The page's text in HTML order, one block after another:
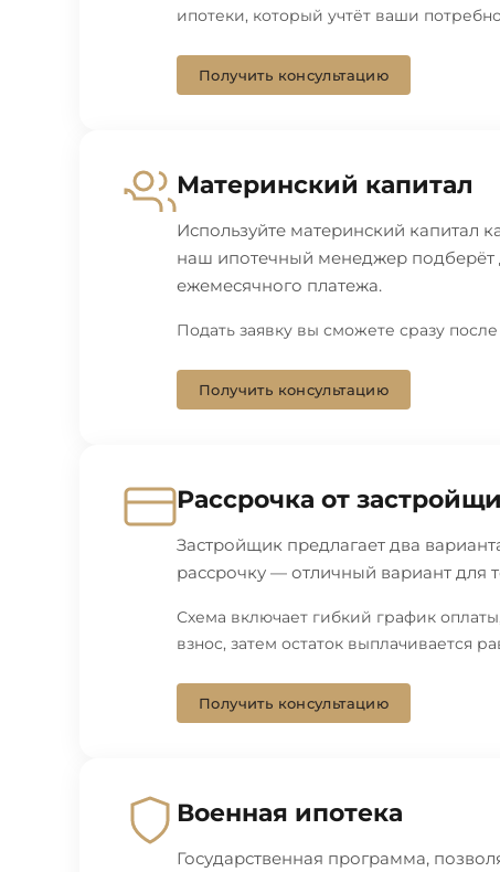
ипотеки, который учтёт ваши
Получить консультацию
Материнский капитал
Используйте материнский капитал
наш ипотечный менеджер подберёт
ежемесячного платежа.
Подать заявку вы сможете сразу после
Получить консультацию
Рассрочка от
Застройщик предлагает два
рассрочку — отличный вариант для
Схема включает гибкий график
взнос, затем остаток выплачивается
Получить консультацию
Военная ипотека
Государственная программа,